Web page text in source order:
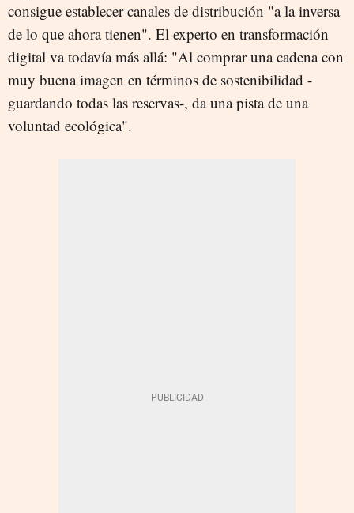
consigue establecer canales de distribución "a la inversa
de lo que ahora tienen". El experto en transformación
digital va todavía más allá: "Al comprar una cadena con
muy buena imagen en términos de sostenibilidad -
guardando todas las reservas-, da una pista de una
voluntad ecológica".